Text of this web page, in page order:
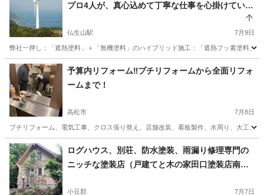
プロ4人が、真心込めて丁寧な仕事を心掛けていま
仏生山駅 7月9日
弊社一押し：「遮熱塗料」＋「無機塗料」のハイブリッド施工：「遮熱フッ素塗料」
香川 高松市 仏生山駅 その他 外壁塗装
予算内リフォーム‼️プチリフォームから全面リフォ
ームまで！
高松市 7月8日
プチリフォーム、電気工事、クロス張り替え、店舗改装、看板製作、水周り、大工、
香川 高松市 リフォーム 見積
ログハウス、別荘、防水塗装、雨漏り修理専門の
ニッチな塗装店（戸建てと木の家田口塗装店南部
小豆郡 7月7日